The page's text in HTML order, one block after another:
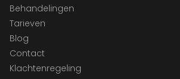
Behandelingen
Tarieven
Blog
Contact
Klachtenregeling